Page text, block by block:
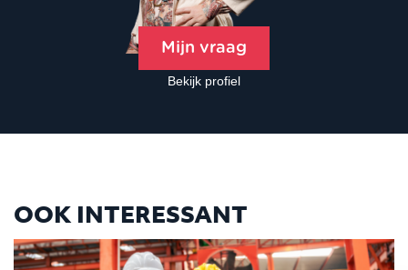
Mijn vraag
Bekijk profiel
OOK INTERESSANT